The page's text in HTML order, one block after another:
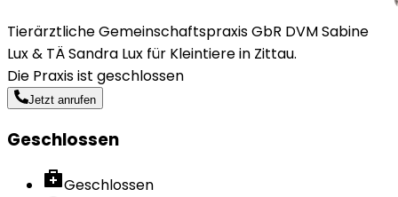
Tierärztliche Gemeinschaftspraxis GbR DVM Sabine
Lux & TÄ Sandra Lux für Kleintiere in Zittau.
Die Praxis ist geschlossen
Jetzt anrufen
Geschlossen
Geschlossen